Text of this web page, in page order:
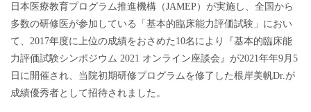
日本医療教育プログラム推進機構（JAMEP）が実施し、全国から
多数の研修医が参加している「基本的臨床能力評価試験」におい
て、2017年度に上位の成績をおさめた10名により『基本的臨床能
力評価試験シンポジウム 2021 オンライン座談会』が2021年年9月5
日に開催され、当院初期研修プログラムを修了した根岸美帆Dr.が
成績優秀者として招待されました。